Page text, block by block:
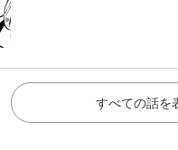
すべての話を